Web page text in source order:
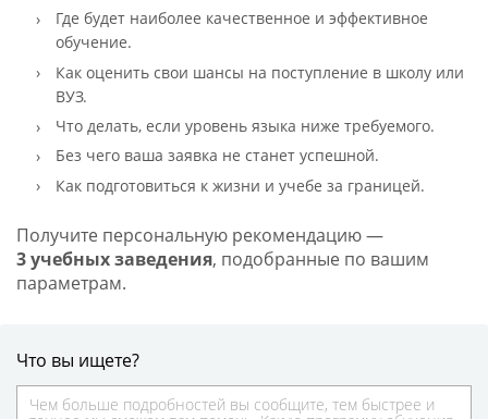
Где будет наиболее качественное и эффективное
обучение.
Как оценить свои шансы на поступление в школу или
ВУЗ.
Что делать, если уровень языка ниже требуемого.
Без чего ваша заявка не станет успешной.
Как подготовиться к жизни и учебе за границей.
Получите персональную рекомендацию —
3 учебных заведения, подобранные по вашим
параметрам.
Что вы ищете?